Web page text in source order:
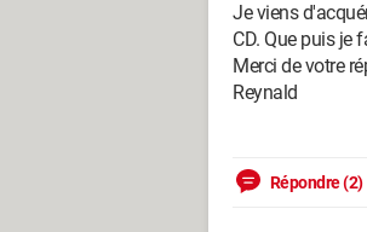
Je viens
CD. Que puis je
Merci de votre
Reynald
Répondre (2)